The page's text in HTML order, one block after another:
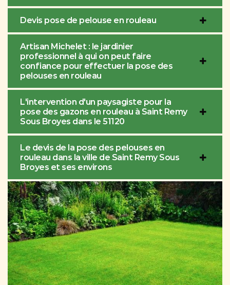
Devis pose de pelouse en rouleau
Artisan Michelet : le jardinier
professionnel à qui on peut faire
confiance pour effectuer la pose des
pelouses en rouleau
L'intervention d'un paysagiste pour la
pose des gazons en rouleau à Saint Remy
Sous Broyes dans le 51120
Le devis de la pose des pelouses en
rouleau dans la ville de Saint Remy Sous
Broyes et ses environs